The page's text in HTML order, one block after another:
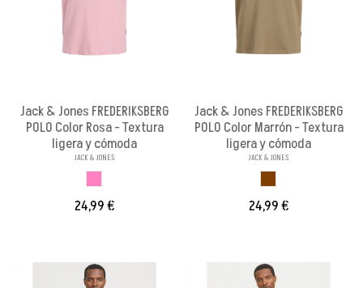
Jack & Jones FREDERIKSBERG
POLO Color Rosa - Textura
ligera y cómoda
JACK & JONES
24,99 €
Jack & Jones FREDERIKSBERG
POLO Color Marrón - Textura
ligera y cómoda
JACK & JONES
24,99 €